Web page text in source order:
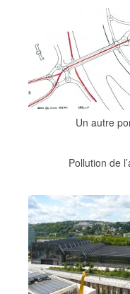
Un autre
Pollution de